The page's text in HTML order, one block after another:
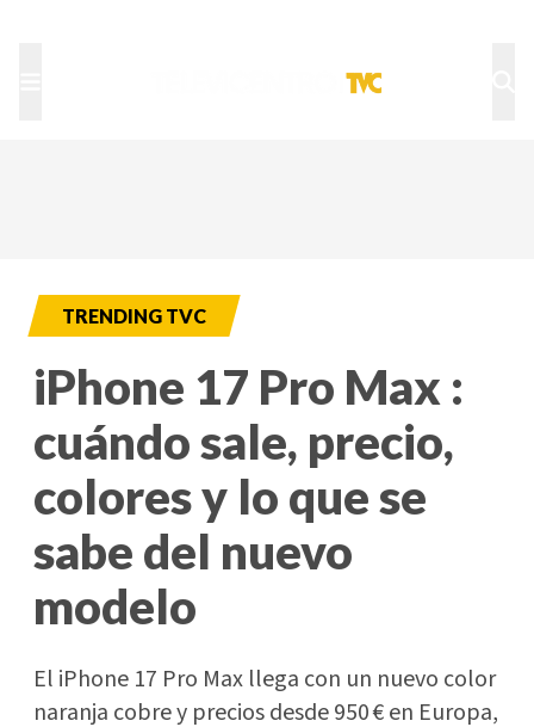
TRENDING TVC
iPhone 17 Pro Max :
cuándo sale, precio,
colores y lo que se
sabe del nuevo
modelo
El iPhone 17 Pro Max llega con un nuevo color
naranja cobre y precios desde 950 € en Europa,